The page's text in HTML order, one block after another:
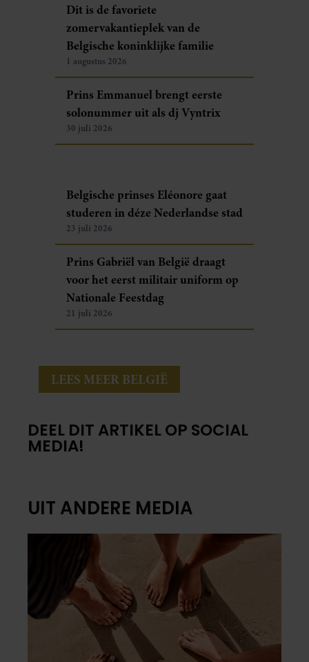
Dit is de favoriete
zomervakantieplek van de
Belgische koninklijke familie
1 augustus 2026
Prins Emmanuel brengt eerste
solonummer uit als dj Vyntrix
30 juli 2026
Belgische prinses Eléonore gaat
studeren in déze Nederlandse stad
23 juli 2026
Prins Gabriël van België draagt
voor het eerst militair uniform op
Nationale Feestdag
21 juli 2026
LEES MEER BELGIË
DEEL DIT ARTIKEL OP SOCIAL
MEDIA!
UIT ANDERE MEDIA